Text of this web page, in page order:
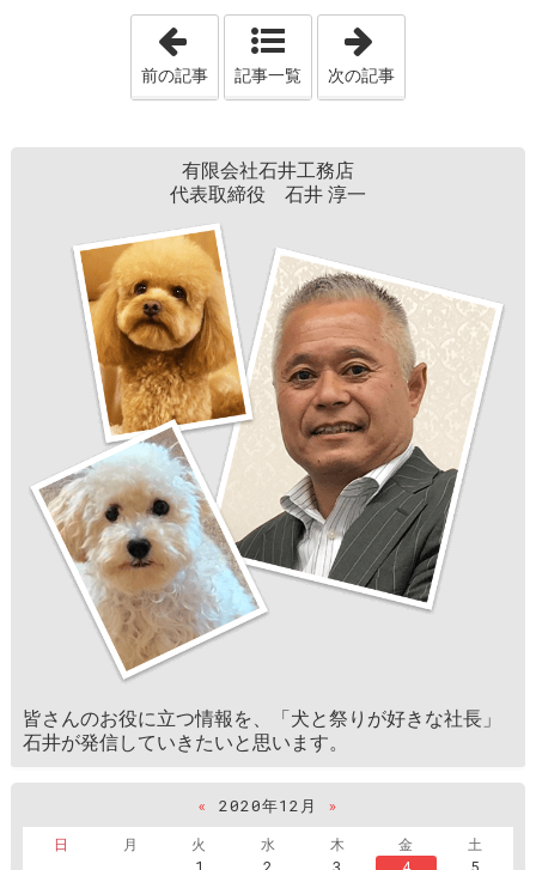
「世の中の回復を祈って」
前の記事 記事一覧 次の記事
有限会社石井工務店
代表取締役 石井 淳一
皆さんのお役に立つ情報を、「犬と祭りが好きな社長」
石井が発信していきたいと思います。
« 2020年12月
»
日
月 火 水 木 金
土